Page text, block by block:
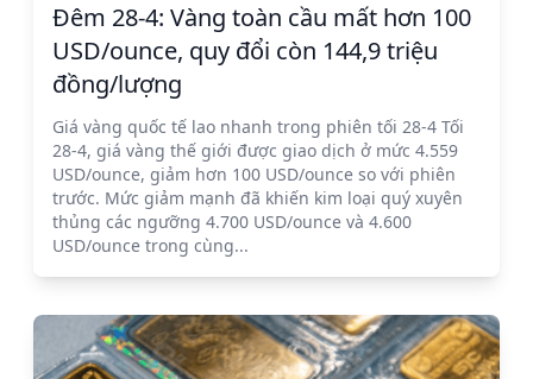
Đêm 28-4: Vàng toàn cầu mất hơn 100
USD/ounce, quy đổi còn 144,9 triệu
đồng/lượng
Giá vàng quốc tế lao nhanh trong phiên tối 28-4 Tối
28-4, giá vàng thế giới được giao dịch ở mức 4.559
USD/ounce, giảm hơn 100 USD/ounce so với phiên
trước. Mức giảm mạnh đã khiến kim loại quý xuyên
thủng các ngưỡng 4.700 USD/ounce và 4.600
USD/ounce trong cùng...